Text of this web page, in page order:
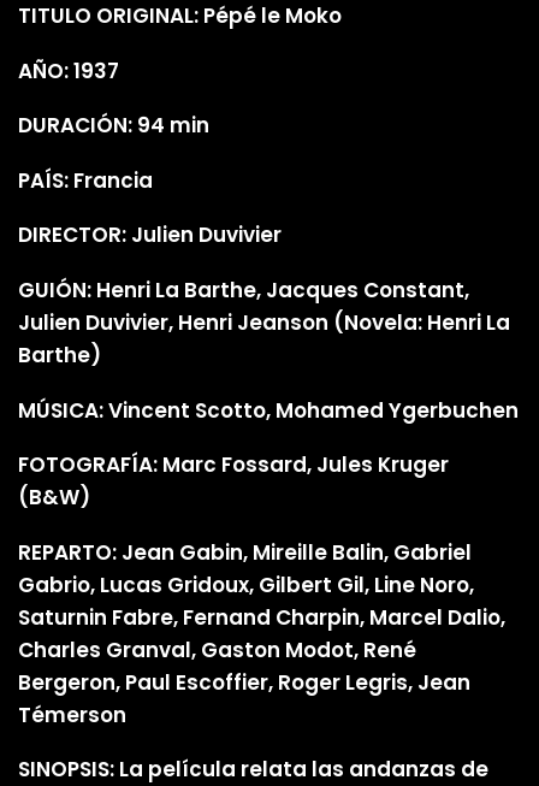
TITULO ORIGINAL: Pépé le Moko
AÑO: 1937
DURACIÓN: 94 min
PAÍS: Francia
DIRECTOR: Julien Duvivier
GUIÓN: Henri La Barthe, Jacques Constant,
Julien Duvivier, Henri Jeanson (Novela: Henri La
Barthe)
MÚSICA: Vincent Scotto, Mohamed Ygerbuchen
FOTOGRAFÍA: Marc Fossard, Jules Kruger
(B&W)
REPARTO: Jean Gabin, Mireille Balin, Gabriel
Gabrio, Lucas Gridoux, Gilbert Gil, Line Noro,
Saturnin Fabre, Fernand Charpin, Marcel Dalio,
Charles Granval, Gaston Modot, René
Bergeron, Paul Escoffier, Roger Legris, Jean
Témerson
SINOPSIS: La película relata las andanzas de